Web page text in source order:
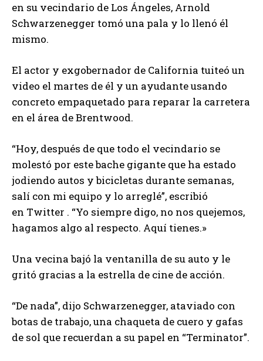
en su vecindario de Los Ángeles, Arnold
Schwarzenegger tomó una pala y lo llenó él
mismo.
El actor y exgobernador de California tuiteó un
video el martes de él y un ayudante usando
concreto empaquetado para reparar la carretera
en el área de Brentwood.
“Hoy, después de que todo el vecindario se
molestó por este bache gigante que ha estado
jodiendo autos y bicicletas durante semanas,
salí con mi equipo y lo arreglé”, escribió
en Twitter . “Yo siempre digo, no nos quejemos,
hagamos algo al respecto. Aquí tienes.»
Una vecina bajó la ventanilla de su auto y le
gritó gracias a la estrella de cine de acción.
“De nada”, dijo Schwarzenegger, ataviado con
botas de trabajo, una chaqueta de cuero y gafas
de sol que recuerdan a su papel en “Terminator”.